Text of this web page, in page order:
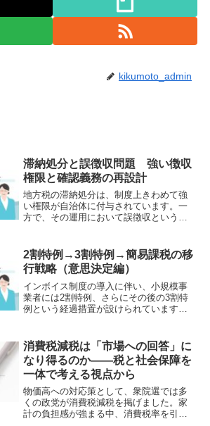
kikumoto_admin
滞納処分と誤徴収問題 強い徴収
権限と確認義務の再設計
地方税の滞納処分は、制度上きわめて強
い権限が自治体に付与されています。一
方で、その運用において誤徴収という深
う事案は、その典型例です。本稿では、
滞納処分の制度構造と誤徴...
2割特例→3割特例→簡易課税の移
行戦略（意思決定編）
インボイス制度の導入に伴い、小規模事
業者には2割特例、さらにその後の3割特
例という経過措置が設けられています。
易課税への移行が不可避となります。本
稿では、この移行プロセ...
消費税減税は「市場への回答」に
なり得るのか――税と社会保障を
一体で考える視点から
物価高への対応策として、衆院選では多
くの政党が消費税減税を掲げました。家
計の負担感が強まる中、消費税率を引き